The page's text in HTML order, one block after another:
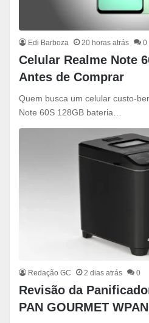
Edi Barboza 20 horas atrás 0
Celular Realme Note
Antes de Comprar
Quem busca um celular custo-
Note 60S 128GB bateria…
Redação GC 2 dias atrás 0
Revisão da
PAN GOURMET